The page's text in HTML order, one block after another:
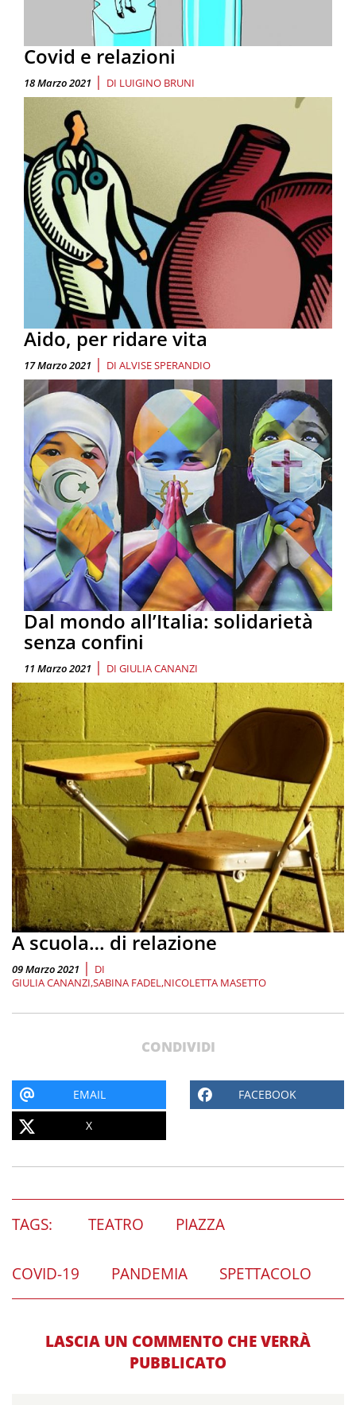
Covid e relazioni
18 Marzo 2021 | DI LUIGINO BRUNI
Aido, per ridare vita
17 Marzo 2021 | DI ALVISE SPERANDIO
Dal mondo all’Italia: solidarietà
senza confini
11 Marzo 2021 | DI GIULIA CANANZI
A scuola… di relazione
09 Marzo 2021 | DI
GIULIA CANANZI SABINA FADEL NICOLETTA MASETTO
CONDIVIDI
EMAIL FACEBOOK
X
TAGS: TEATRO PIAZZA
COVID-19 PANDEMIA SPETTACOLO
LASCIA UN COMMENTO CHE VERRÀ
PUBBLICATO